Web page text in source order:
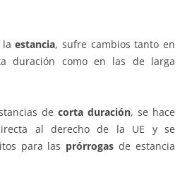
laestancia, sufre cambios tanto en
duración como en las de larga
de corta duración, se hace
al derecho de la UE y se
para las prórrogas de estancia